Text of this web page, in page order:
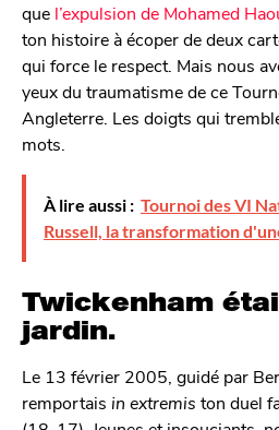
que l’expulsion de Mohamed
ton histoire à écoper de deux
qui force le respect. Mais nous
yeux du traumatisme de ce
Angleterre. Les doigts qui
mots.
À lire aussi : Tournoi des VI
Russell, la transformation
Twickenham
jardin.
Le 13 février 2005, guidé par
remportais in extremis ton duel